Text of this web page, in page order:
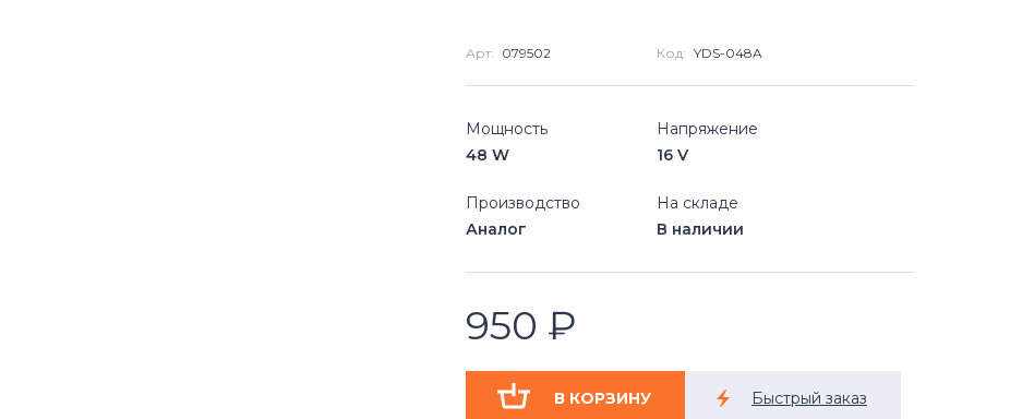
Арт: 079502 Код: YDS-048A
Мощность
48 W
Напряжение
16 V
Производство
Аналог
На складе
В наличии
950 ₽